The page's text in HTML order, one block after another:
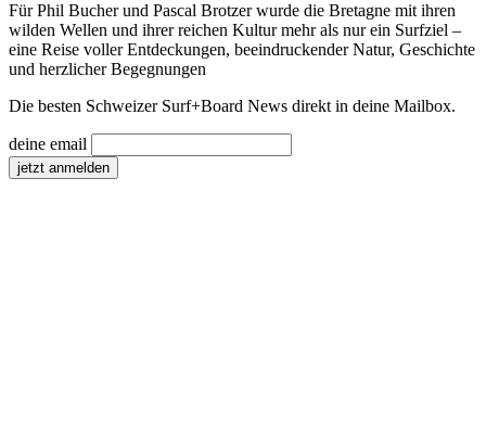
Für Phil Bucher und Pascal Brotzer wurde die Bretagne mit ihren
wilden Wellen und ihrer reichen Kultur mehr als nur ein Surfziel –
eine Reise voller Entdeckungen, beeindruckender Natur, Geschichte
und herzlicher Begegnungen
Die besten Schweizer Surf+Board News direkt in deine Mailbox.
deine email